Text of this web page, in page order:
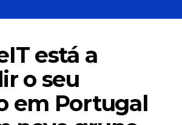
está a
o seu
em Portugal